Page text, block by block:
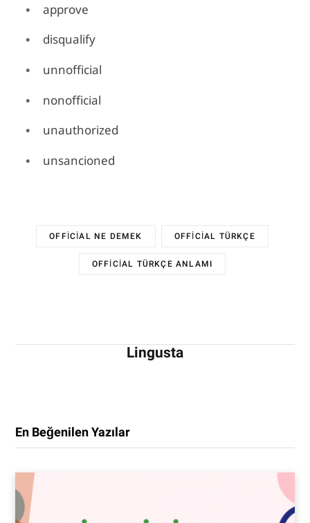
approve
disqualify
unnofficial
nonofficial
unauthorized
unsancioned
OFFICIAL NE DEMEK OFFICIAL TÜRKÇE
OFFICIAL TÜRKÇE ANLAMI
Lingusta
En Beğenilen Yazılar